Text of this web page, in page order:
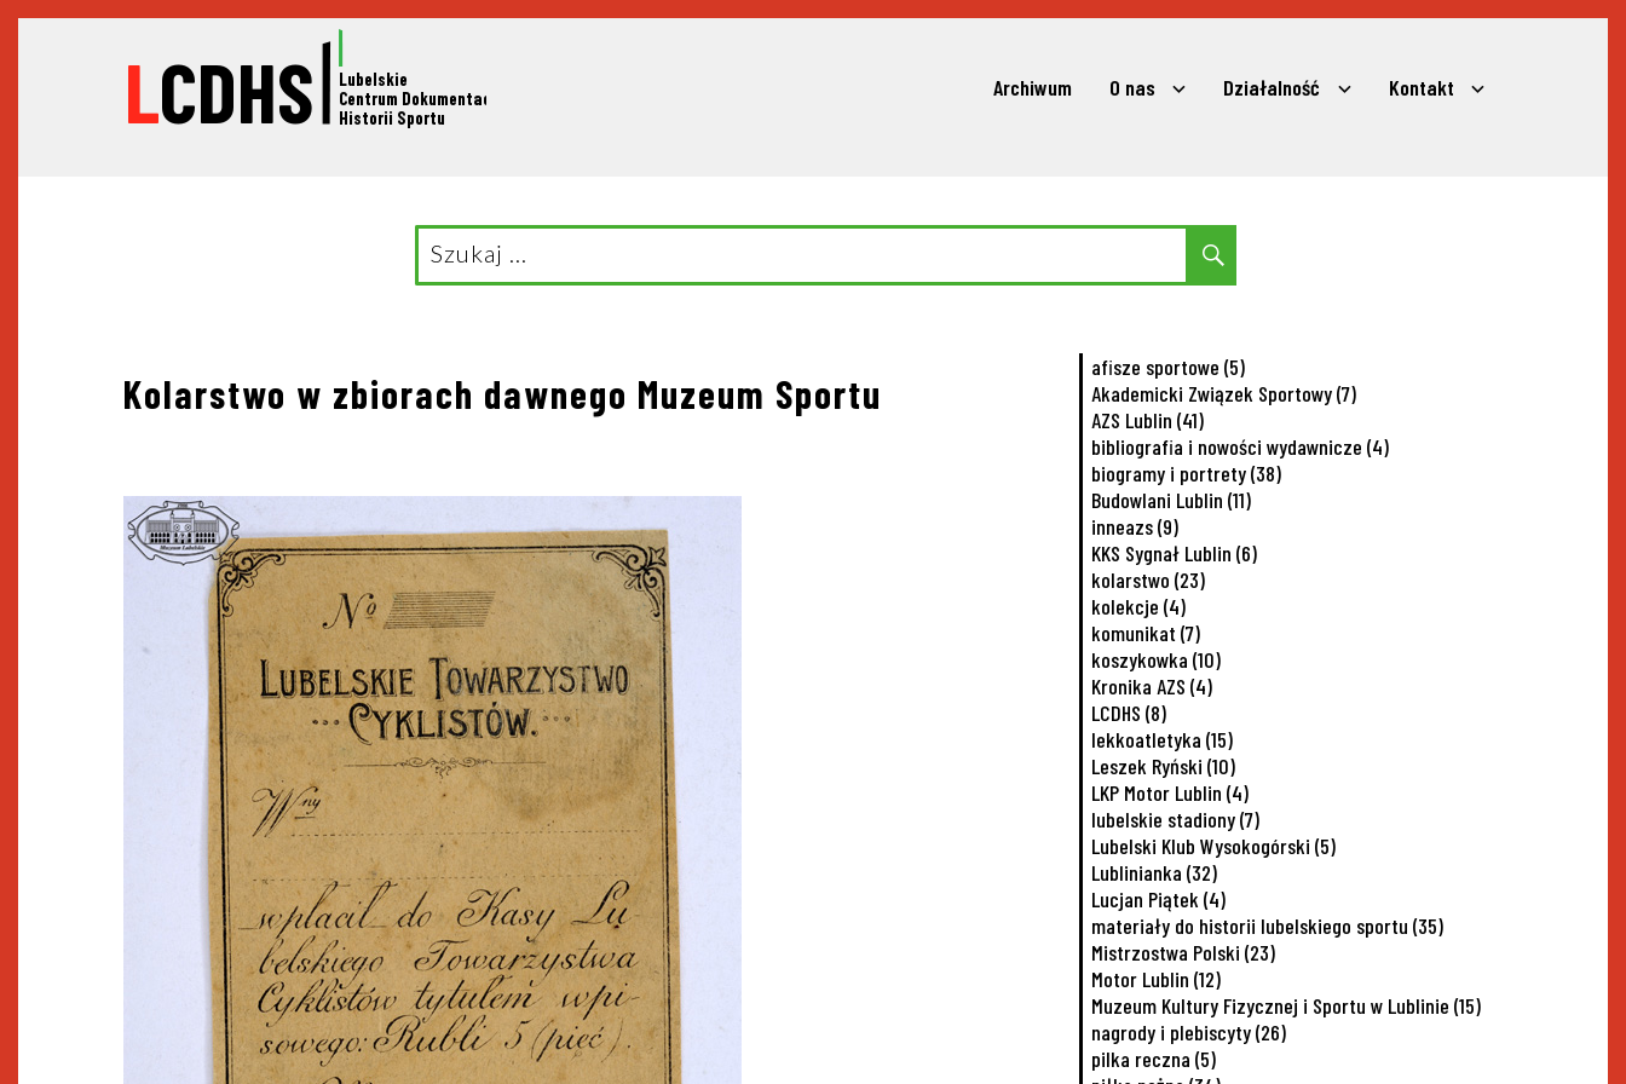
LCDHS
Lubelskie
Centrum Dokumentacji
Historii Sportu
Archiwum O nas
expandDziałalność
expandKontakt
expand
Search
for:
Nawigacja
Kolarstwo w zbiorach dawnego Muzeum Sportu
afisze sportowe (5)
Akademicki Związek Sportowy(7)
AZS Lublin (41)
bibliografia i nowości wydawnicze (4)
biogramy i portrety(38)
Budowlani Lublin (11)
inneazs(9)
KKS Sygnał Lublin (6)
kolarstwo (23)
kolekcje (4)
komunikat (7)
koszykowka (10)
Kronika AZS (4)
LCDHS (8)
lekkoatletyka (15)
Leszek Ryński (10)
LKP Motor Lublin (4)
lubelskie stadiony(7)
Lubelski Klub Wysokogórski (5)
Lublinianka (32)
Lucjan Piątek (4)
materiały do historii lubelskiego sportu (35)
Mistrzostwa Polski (23)
Motor Lublin (12)
Muzeum Kultury Fizycznej i Sportu w Lublinie (15)
nagrody i plebiscyty(26)
pilka reczna (5)